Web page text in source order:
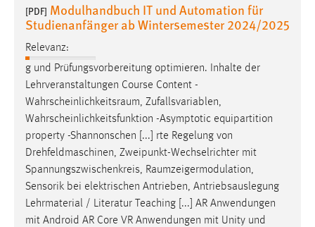
[PDF] Modulhandbuch IT und Automation für
Studienanfänger ab Wintersemester 2024/2025
Relevanz:
g und Prüfungsvorbereitung optimieren. Inhalte der
Lehrveranstaltungen Course Content -
Wahrscheinlichkeitsraum, Zufallsvariablen,
Wahrscheinlichkeitsfunktion -Asymptotic equipartition
property -Shannonschen [...] rte Regelung von
Drehfeldmaschinen, Zweipunkt-Wechselrichter mit
Spannungszwischenkreis, Raumzeigermodulation,
Sensorik bei elektrischen Antrieben, Antriebsauslegung
Lehrmaterial / Literatur Teaching [...] AR Anwendungen
mit Android AR Core VR Anwendungen mit Unity und